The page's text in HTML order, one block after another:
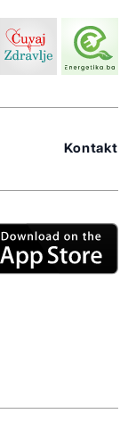
Kontakt